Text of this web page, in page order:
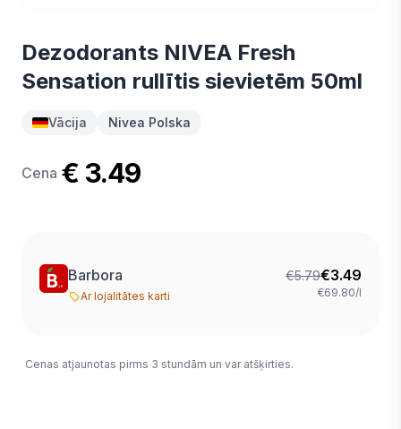
Dezodorants NIVEA Fresh
Sensation rullītis sievietēm 50ml
Vācija Nivea Polska
Cena € 3.49
Barbora
Ar lojalitātes karti
€5.79€3.49
€69.80/l
Cenas atjaunotas pirms 3 stundām un var atšķirties.